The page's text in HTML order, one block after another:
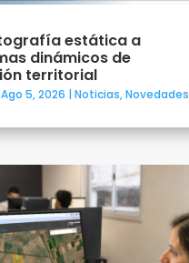
estática a
dinámicos de
territorial
Ago 5, 2026 | Noticias,Novedades